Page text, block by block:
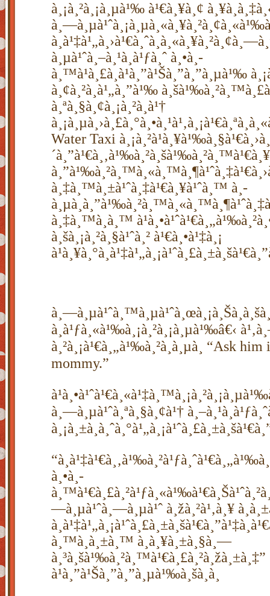
à¸¡à¸²à¸¡à¸µà¹‰ à¹€à¸¥à¸¢
à¸µà¹ˆà¸–à¸¹à¸à¹ƒà¸ˆ à¸•à¸­
à¸™à¹à¸£à¸à¹à¸”à¹Šà¸”à¸”à¸µà¹‰
à¸¢à¸²à¸à¹„à¸”à¹‰
à¸ªà¸§à¸¢à¸¡à¸²à¸à¹†
Water Taxi à¸¡à¸²à¹à¸¥à¹‰à¸§à¹€à¸›à¸
à¸‡à¸™à¸±à¹ˆà¸‡à¹€à¸¥à¹ˆà¸™ à¸­
à¸‡à¸™à¸­à¸™
à¸šà¸¡à¸²à¸§à¹ˆà¸² à¹€à¸•à¹‡à¸¡
à¸à¹ƒà¸«à¹‰à¸¡à¸²à¸¡à¸µà¹‰â€‹
à¸²à¸¡à¹€à¸„à¹‰à¸²à¸­à¸µà¸ “Ask
mommy.”
à¸—à¸µà¹ˆà¸ªà¸§à¸¢à¹†
à¸•à¸­
—à¸µà¹ˆà¸—à¸µà¹ˆ à¸žà¸²à¹‚à¸¥
à¸™à¸à¸±à¸™ à¸à¸¥à¸±à¸§à¸—
à¸³à¸šà¹‰à¸²à¸™à¹€à¸£à¸²à¸žà¸±à¸‡”
à¹à¸”à¹Šà¸”à¸”à¸µà¹‰à¸šà¸­à¸